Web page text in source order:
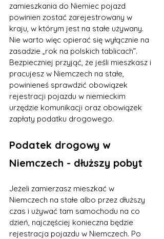
zamieszkania do Niemiec pojazd
powinien zostać zarejestrowany w
kraju, w którym jest na stałe używany.
Nie warto więc opierać się wyłącznie na
zasadzie „rok na polskich tablicach”.
Bezpieczniej przyjąć, że jeśli mieszkasz i
pracujesz w Niemczech na stałe,
powinieneś sprawdzić obowiązek
rejestracji pojazdu w niemieckim
urzędzie komunikacji oraz obowiązek
zapłaty podatku drogowego.
Podatek drogowy w
Niemczech - dłuższy pobyt
Jeżeli zamierzasz mieszkać w
Niemczech na stałe albo przez dłuższy
czas i używać tam samochodu na co
dzień, najczęściej konieczna będzie
rejestracja pojazdu w Niemczech. Po